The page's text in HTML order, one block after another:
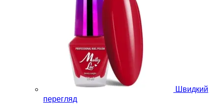
Швидкий
перегляд